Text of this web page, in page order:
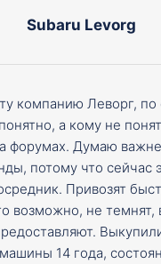
Subaru Levorg
компанию Леворг, по
а кому не
форумах. Думаю
потому что сейчас
Привозят
возможно, не темнят,
14 года,